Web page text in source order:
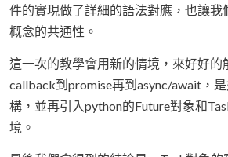
件的實現做了詳細的語法對應，也讓我
概念的共通性。
這一次的教學會用新的情境，來好好的
callback到promise再到async/await，
構，並再引入python的Future對象和
境。